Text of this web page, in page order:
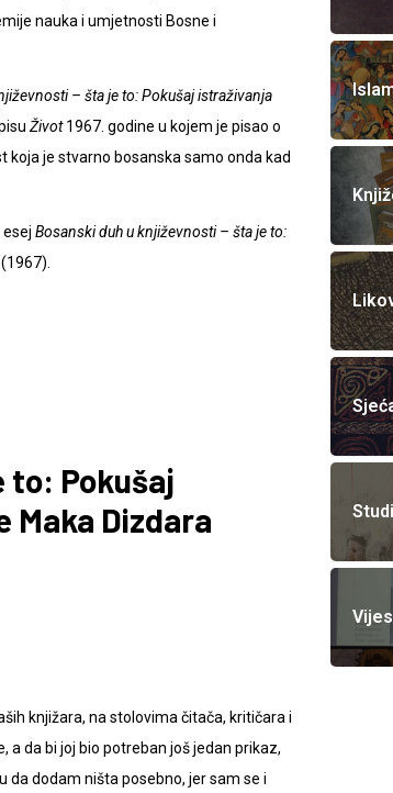
nauka i umjetnosti Bosne i
– šta je to: Pokušaj istraživanja
Život1967. godine u kojem je pisao o
koja je stvarno bosanska samo onda kad
Bosanski duh u književnosti – šta je to:
(1967).
to: Pokušaj
Maka Dizdara
knjižara, na stolovima čitača, kritičara i
a da bi joj bio potreban još jedan prikaz,
da dodam ništa posebno, jer sam se i